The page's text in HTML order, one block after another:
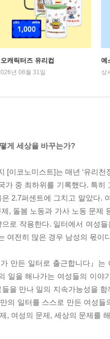
캐릭터즈 유리컵
년 08월 31일
예
상
게 세상을 바꾸는가?
[이코노미스트]는 매년 ‘유리
가 중 최하위를 기록했다. 특
2.7퍼센트에 그치고 말았다.
, 돌봄 노동과 가사 노동 문제
로 작용한다. 일터에서 여성
여전히 많은 경우 남성의 몫이
가 만든 일터로 출근합니다』
일을 해나가는 여성들의 이
들을 만나 일의 지속가능성을
의 일터를 스스로 만든 여성
, 여성의 문제, 세상의 문제를